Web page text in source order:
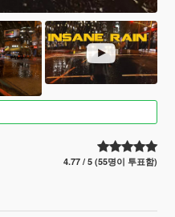
4.77 / 5 (55명이 투표함)